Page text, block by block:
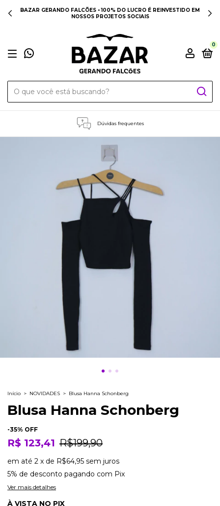
BAZAR GERANDO FALCÕES • 100% DO LUCRO É REINVESTIDO EM
NOSSOS PROJETOS SOCIAIS
0
Dúvidas frequentes
Início > NOVIDADES > Blusa Hanna Schonberg
Blusa Hanna Schonberg
-35% OFF
R$ 123,41 R$199,90
em até 2 x de R$64,95 sem juros
5% de desconto pagando com Pix
Ver mais detalhes
À VISTA NO PIX